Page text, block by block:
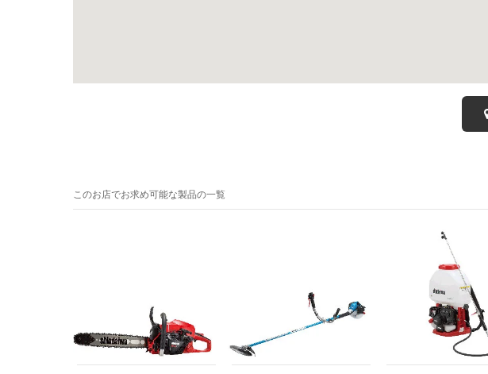
このお店でお求め可能な製品の一覧